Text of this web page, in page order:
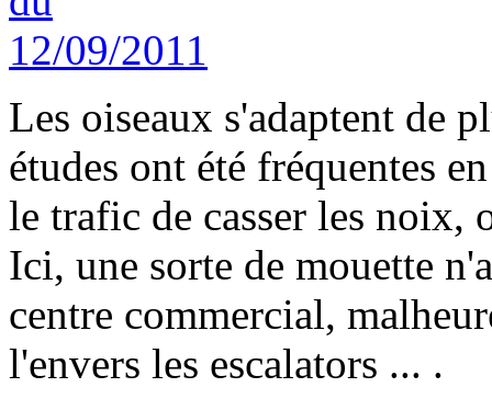
Les oiseaux s'adaptent de
études ont été fréquentes
le trafic de casser les noix,
Ici, une sorte de mouette
centre commercial,
l'envers les escalators ... .